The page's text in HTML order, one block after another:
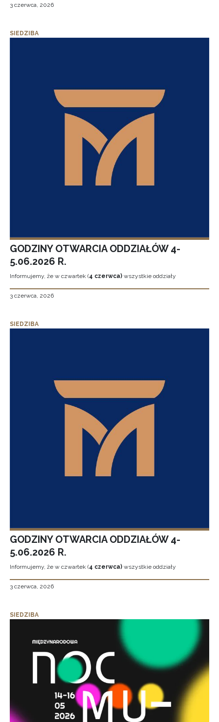
3 czerwca, 2026
SIEDZIBA
GODZINY OTWARCIA ODDZIAŁÓW 4-
5.06.2026 R.
Informujemy, że w czwartek (4 czerwca) wszystkie oddziały
3 czerwca, 2026
SIEDZIBA
GODZINY OTWARCIA ODDZIAŁÓW 4-
5.06.2026 R.
Informujemy, że w czwartek (4 czerwca) wszystkie oddziały
3 czerwca, 2026
SIEDZIBA